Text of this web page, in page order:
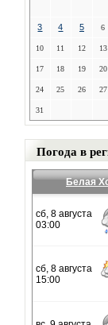
3 4 5 6
10 11 12 13
17 18 19 20
24 25 26 27
31
Погода в
Белая